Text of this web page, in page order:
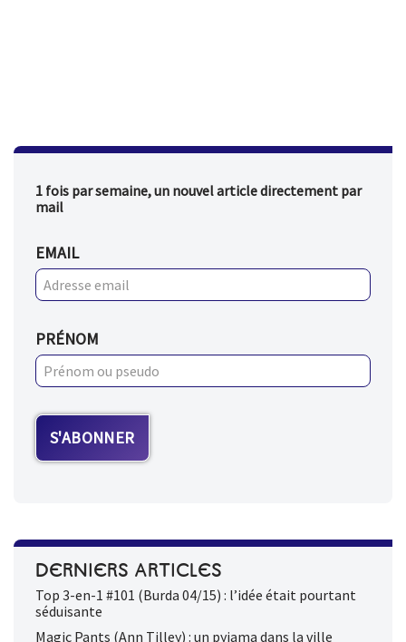
1 fois par semaine, un nouvel article directement par
mail
EMAIL
PRÉNOM
DERNIERS ARTICLES
Top 3-en-1 #101 (Burda 04/15) : l’idée était pourtant
séduisante
Magic Pants (Ann Tilley) : un pyjama dans la ville